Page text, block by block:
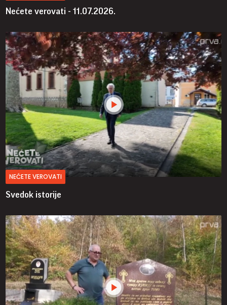
Nećete verovati - 11.07.2026.
NEĆETE VEROVATI
Svedok istorije